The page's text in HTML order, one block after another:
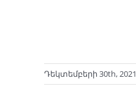
Դեկտեմբերի 30th, 2021